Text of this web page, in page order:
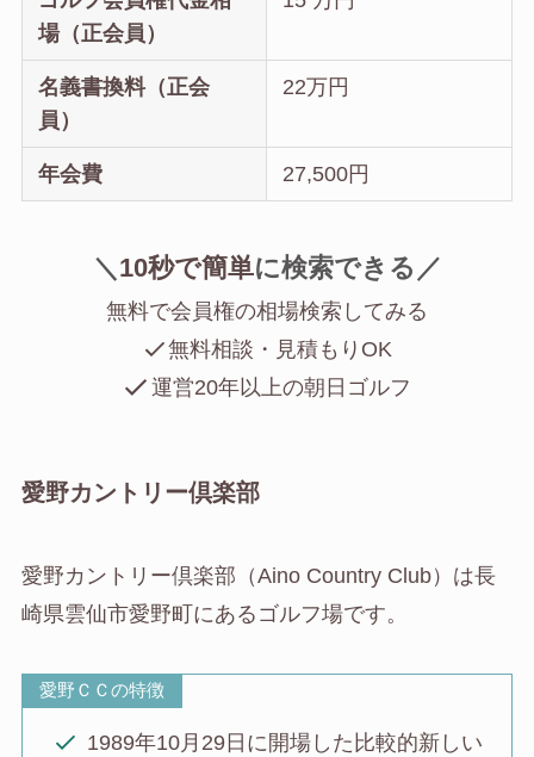
場（正会員）
名義書換料（正会
員）
22万円
年会費 27,500円
＼ 10秒で簡単に検索できる／
無料で会員権の相場検索してみる
無料相談・見積もりOK
運営20年以上の朝日ゴルフ
愛野カントリー倶楽部
愛野カントリー倶楽部（Aino Country Club）は長
崎県雲仙市愛野町にあるゴルフ場です。
愛野ＣＣの特徴
1989年10月29日に開場した比較的新しい